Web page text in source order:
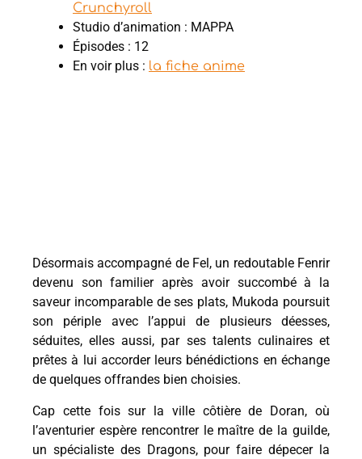
Crunchyroll
Studio d’animation : MAPPA
Épisodes : 12
En voir plus : la fiche anime
Désormais accompagné de Fel, un redoutable Fenrir
devenu son familier après avoir succombé à la
saveur incomparable de ses plats, Mukoda poursuit
son périple avec l’appui de plusieurs déesses,
séduites, elles aussi, par ses talents culinaires et
prêtes à lui accorder leurs bénédictions en échange
de quelques offrandes bien choisies.
Cap cette fois sur la ville côtière de Doran, où
l’aventurier espère rencontrer le maître de la guilde,
un spécialiste des Dragons, pour faire dépecer la